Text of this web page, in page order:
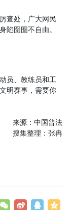
查处，广大网民
陷囹圄不自由。
员、教练员和工
明赛事，需要你
来源：中国普法
搜集整理：张冉